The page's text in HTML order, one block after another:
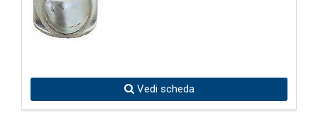
Vedi scheda